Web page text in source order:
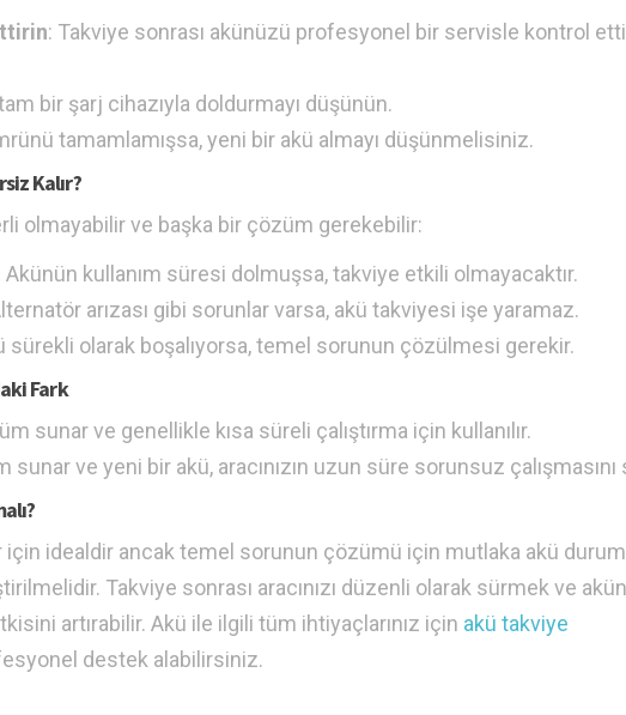
: Takviye sonrası akünüzü profesyonel bir servisle kontrol
bir şarj cihazıyla doldurmayı düşünün.
tamamlamışsa, yeni bir akü almayı düşünmelisiniz.
Kalır?
olmayabilir ve başka bir çözüm gerekebilir:
Akünün kullanım süresi dolmuşsa, takviye etkili olmayacaktır.
arızası gibi sorunlar varsa, akü takviyesi işe yaramaz.
sürekli olarak boşalıyorsa, temel sorunun çözülmesi gerekir.
Fark
sunar ve genellikle kısa süreli çalıştırma için kullanılır.
sunar ve yeni bir akü, aracınızın uzun süre sorunsuz çalışmasını
için idealdir ancak temel sorunun çözümü için mutlaka akü
Takviye sonrası aracınızı düzenli olarak sürmek ve
artırabilir. Akü ile ilgili tüm ihtiyaçlarınız için akü takviye
destek alabilirsiniz.